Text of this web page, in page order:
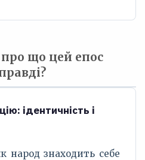
про що цей епос
ідентичність і
народ знаходить себе